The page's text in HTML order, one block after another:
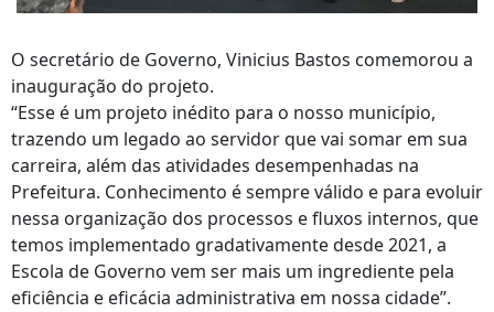
O secretário de Governo, Vinicius Bastos comemorou a
inauguração do projeto.
“Esse é um projeto inédito para o nosso município,
trazendo um legado ao servidor que vai somar em sua
carreira, além das atividades desempenhadas na
Prefeitura. Conhecimento é sempre válido e para evoluir
nessa organização dos processos e fluxos internos, que
temos implementado gradativamente desde 2021, a
Escola de Governo vem ser mais um ingrediente pela
eficiência e eficácia administrativa em nossa cidade”.